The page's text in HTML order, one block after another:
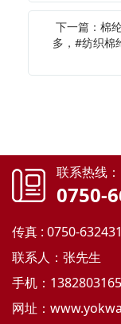
下一篇：棉
多，#纺织棉
联系热线：
0750-
传真 : 0750-
联系人：张先生
手机：
网址：